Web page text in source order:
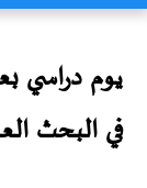
يوم دراسي
في البحث